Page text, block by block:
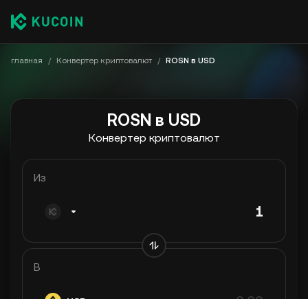
главная / Конвертер криптовалют / ROSN в USD
ROSN в USD
Конвертер криптовалют
Из
В